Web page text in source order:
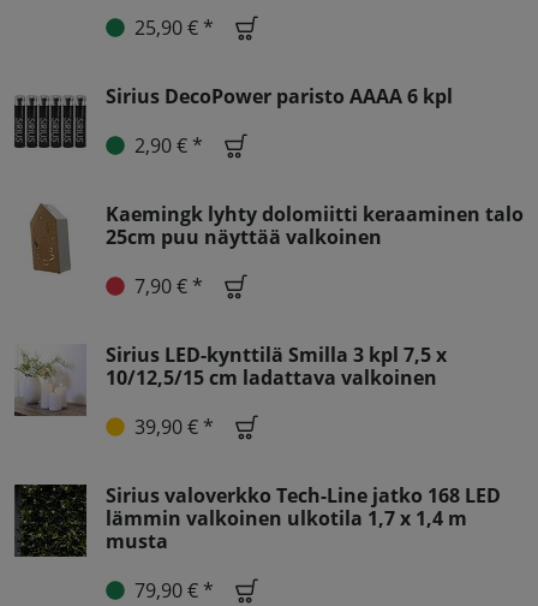
25,90 € *
Sirius DecoPower paristo AAAA 6 kpl
2,90 € *
Kaemingk lyhty dolomiitti keraaminen talo
25cm puu näyttää valkoinen
7,90 € *
Sirius LED-kynttilä Smilla 3 kpl 7,5 x
10/12,5/15 cm ladattava valkoinen
39,90 € *
Sirius valoverkko Tech-Line jatko 168 LED
lämmin valkoinen ulkotila 1,7 x 1,4 m
musta
79,90 € *